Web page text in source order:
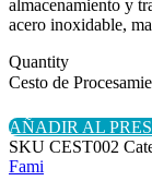
almacenamiento y
acero inoxidable,
Quantity
Cesto de
AÑADIR AL
SKU CEST002
Fami